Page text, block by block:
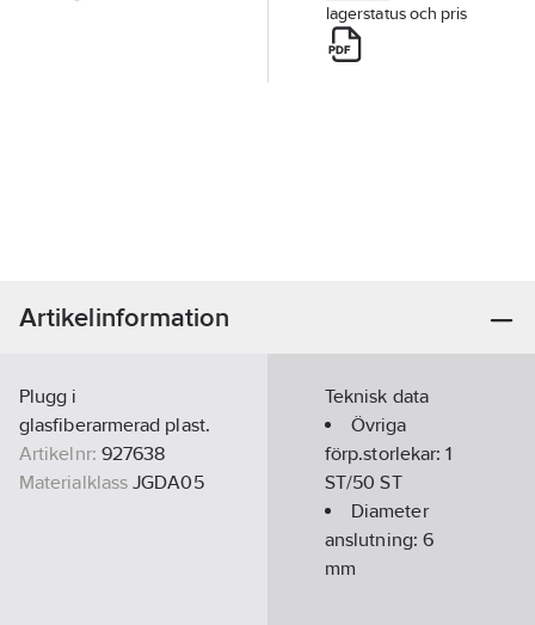
lagerstatus och pris
Artikelinformation
Plugg i
glasfiberarmerad plast.
Artikelnr: 927638
Materialklass JGDA05
Teknisk data
Övriga
förp.storlekar:1
ST/50 ST
Diameter
anslutning: 6
mm